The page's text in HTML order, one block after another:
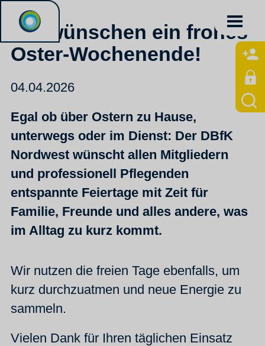
Wir wünschen ein frohes
Oster-Wochenende!
04.04.2026
Egal ob über Ostern zu Hause,
unterwegs oder im Dienst: Der DBfK
Nordwest wünscht allen Mitgliedern
und professionell Pflegenden
entspannte Feiertage mit Zeit für
Familie, Freunde und alles andere, was
im Alltag zu kurz kommt.
Wir nutzen die freien Tage ebenfalls, um
kurz durchzuatmen und neue Energie zu
sammeln.
Vielen Dank für Ihren täglichen Einsatz